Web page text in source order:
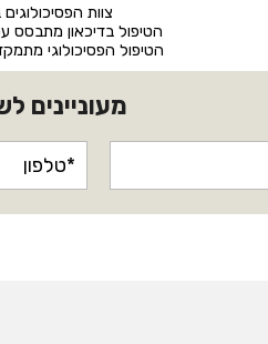
צוות
הטיפול בדיכאון מתבסס
הטיפול הפסיכולוגי
מעוניינים